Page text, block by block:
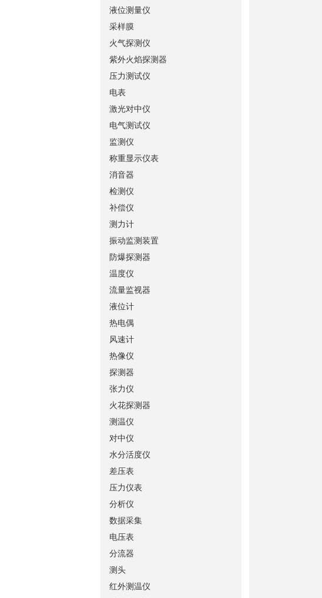
液位测量仪
采样膜
火气探测仪
紫外火焰探测器
压力测试仪
电表
激光对中仪
电气测试仪
监测仪
称重显示仪表
消音器
检测仪
补偿仪
测力计
振动监测装置
防爆探测器
温度仪
流量监视器
液位计
热电偶
风速计
热像仪
探测器
张力仪
火花探测器
测温仪
对中仪
水分活度仪
差压表
压力仪表
分析仪
数据采集
电压表
分流器
测头
红外测温仪